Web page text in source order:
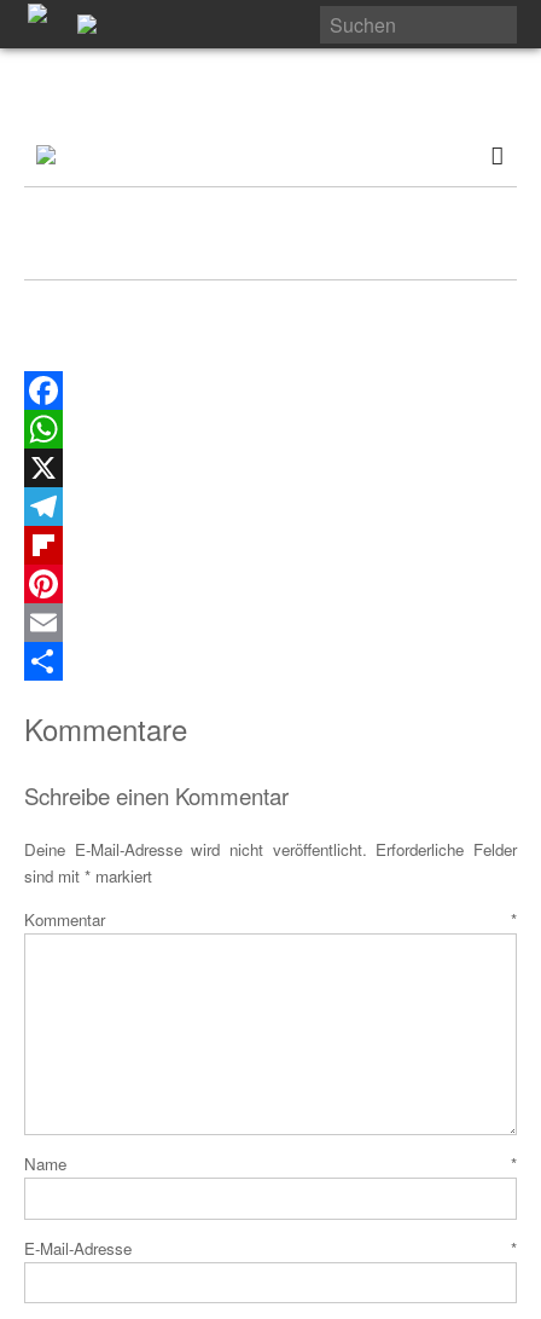
Facebook
WhatsApp
X
Telegram
Flipboard
Pinterest
Email
Kommentare
Schreibe einen Kommentar
Deine E-Mail-Adresse wird nicht veröffentlicht. Erforderliche Felder
sind mit * markiert
Kommentar *
Name *
E-Mail-Adresse *